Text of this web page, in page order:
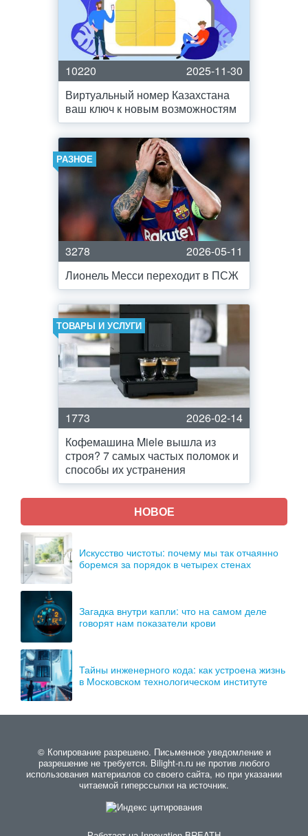
10220
2025-11-30
Виртуальный номер Казахстана
ваш ключ к новым возможностям
РАЗНОЕ
3278
2026-05-11
Лионель Месси переходит в ПСЖ
ТОВАРЫ И УСЛУГИ
1773
2026-02-14
Кофемашина Miele вышла из
строя? 7 самых частых поломок и
способы их устранения
НОВОЕ
Искусство чистоты: почему мы так отчаянно
боремся за порядок в четырех стенах
Загадка внутри капли: что на самом деле
говорят нам показатели крови
Тайны инженерного кода: как устроена жизнь
в Московском технологическом институте
© Копирование разрешено. Письменное уведомление и
разрешение не требуется. Bilight-n.ru не против любого
использования материалов со своего сайта, но при указании
читаемой гиперссылки на источник.